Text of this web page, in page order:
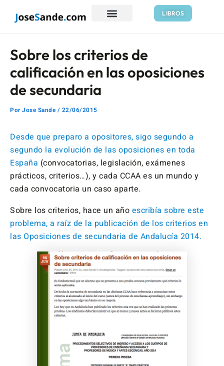
LIBROS
Sobre los criterios de
calificación en las oposiciones
de secundaria
Por Jose Sande / 22/06/2015
Desde que preparo a opositores, sigo segundo a
segundo la evolución de las oposiciones en toda
España (convocatorias, legislación, exámenes
prácticos, criterios…), y cada CCAA es un mundo y
cada convocatoria un caso aparte.
Sobre los criterios, hace un año escribía sobre este
problema, a raíz de la publicación de los criterios en
las Oposiciones de secundaria de Andalucía 2014.
de